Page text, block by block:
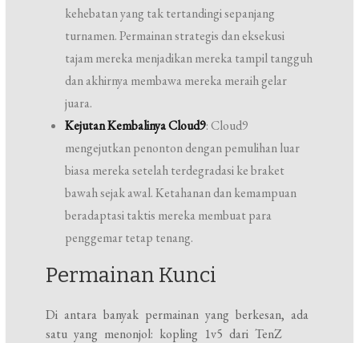
kehebatan yang tak tertandingi sepanjang
turnamen. Permainan strategis dan eksekusi
tajam mereka menjadikan mereka tampil tangguh
dan akhirnya membawa mereka meraih gelar
juara.
Kejutan Kembalinya Cloud9: Cloud9
mengejutkan penonton dengan pemulihan luar
biasa mereka setelah terdegradasi ke braket
bawah sejak awal. Ketahanan dan kemampuan
beradaptasi taktis mereka membuat para
penggemar tetap tenang.
Permainan Kunci
Di antara banyak permainan yang berkesan, ada
satu yang menonjol: kopling 1v5 dari TenZ